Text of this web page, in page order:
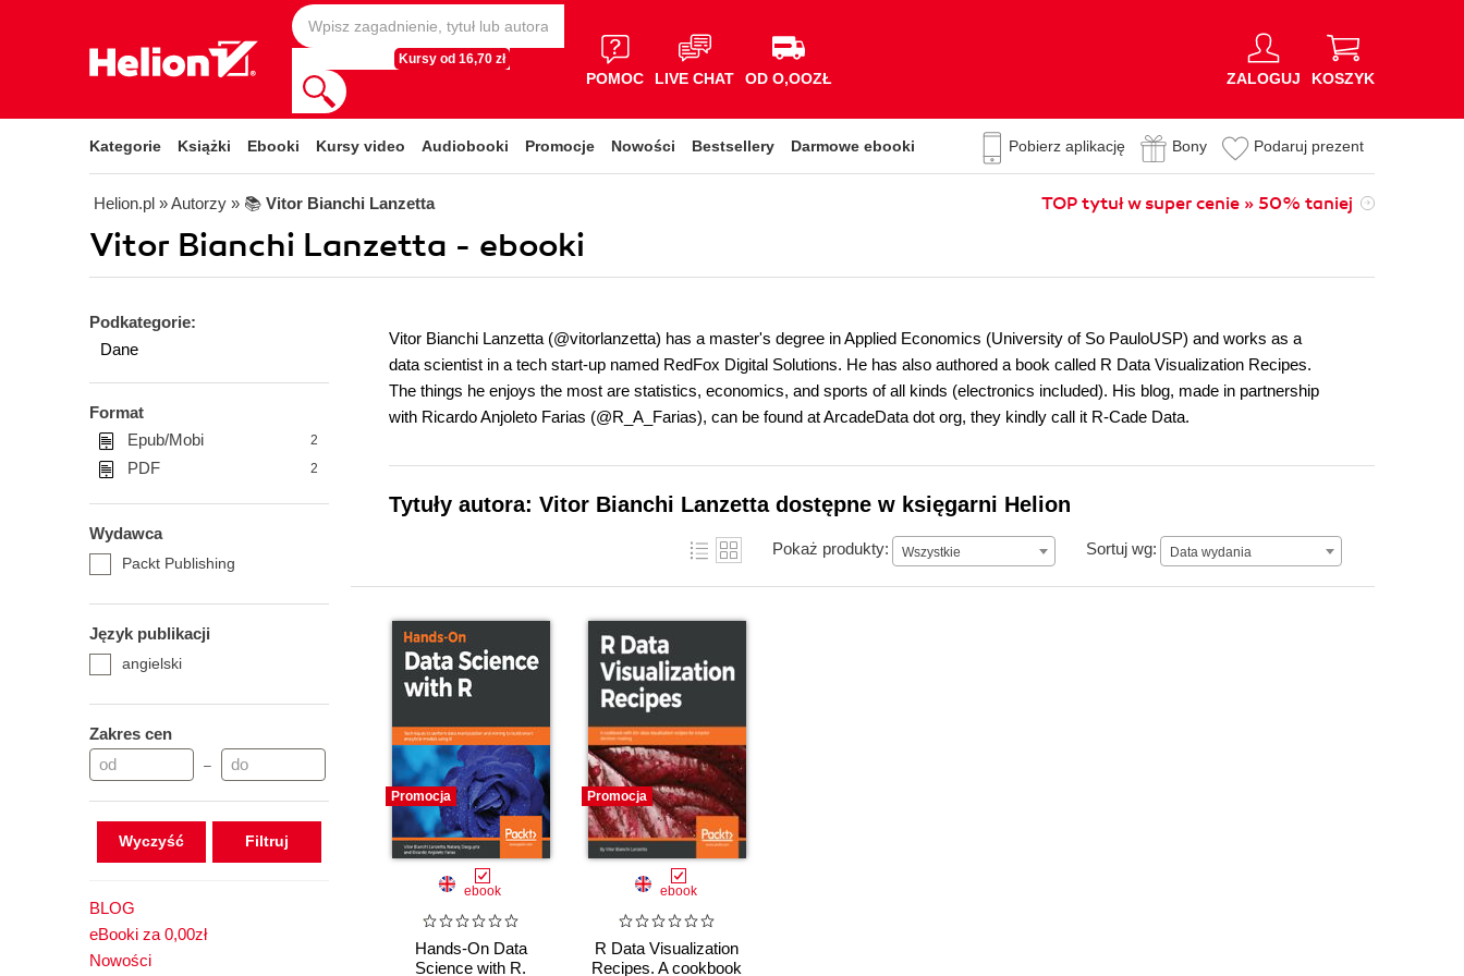
Kursy od 16,70 zł
POMOC LIVE CHAT OD O,OOZŁ ZALOGUJ KOSZYK
Kategorie Książki Ebooki Kursy video Audiobooki Promocje Nowości Bestsellery Darmowe ebooki Pobierz aplikację Bony Podaruj prezent
Helion.pl » Autorzy » 📚 Vitor Bianchi Lanzetta TOP tytuł w super cenie » 50% taniej
Vitor Bianchi Lanzetta - ebooki
Podkategorie:
Dane
Format
Epub/Mobi
2
PDF 2
Wydawca
Packt Publishing
Język publikacji
angielski
Zakres cen
–
Wyczyść
BLOG
eBooki za 0,00zł
Nowości
Vitor Bianchi Lanzetta (@vitorlanzetta) has a master's degree in Applied Economics (University of So PauloUSP) and works as a
data scientist in a tech start-up named RedFox Digital Solutions. He has also authored a book called R Data Visualization Recipes.
The things he enjoys the most are statistics, economics, and sports of all kinds (electronics included). His blog, made in partnership
with Ricardo Anjoleto Farias (@R_A_Farias), can be found at ArcadeData dot org, they kindly call it R-Cade Data.
Tytuły autora: Vitor Bianchi Lanzetta dostępne w księgarni Helion
Pokaż produkty: Wszystkie Sortuj wg: Data wydania
Data wydania
Promocja
ebook
Hands-On Data
Science with R.
Promocja
ebook
R Data Visualization
Recipes. A cookbook